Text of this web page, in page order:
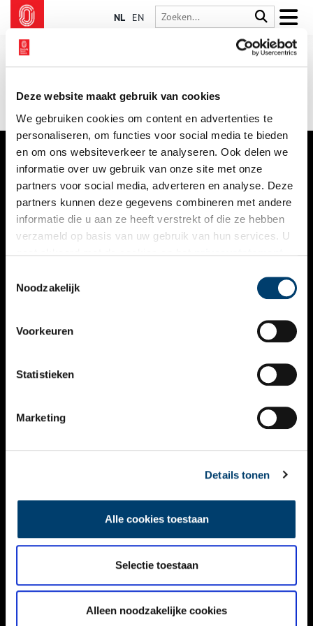
Deze website maakt gebruik van cookies
We gebruiken cookies om content en advertenties te
personaliseren, om functies voor social media te bieden
en om ons websiteverkeer te analyseren. Ook delen we
informatie over uw gebruik van onze site met onze
partners voor social media, adverteren en analyse. Deze
partners kunnen deze gegevens combineren met andere
informatie die u aan ze heeft verstrekt of die ze hebben
verzameld op basis van uw gebruik van hun services. U
Noodzakelijk
Voorkeuren
Statistieken
Marketing
Details tonen
Alle cookies toestaan
Selectie toestaan
Alleen noodzakelijke cookies
NL EN
VERHALEN
NIEUWS
KALENDER
ACTIVITEITEN
NIEUWSBRIEF
DISCLAIMER
TOEGANKELIJKHEID
Volg ONH op social media